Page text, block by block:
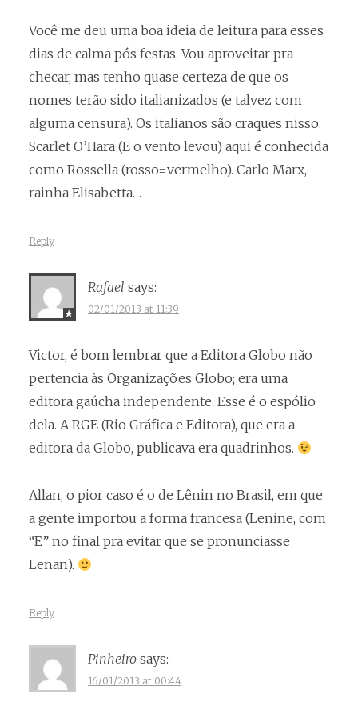
Você me deu uma boa ideia de leitura para esses
dias de calma pós festas. Vou aproveitar pra
checar, mas tenho quase certeza de que os
nomes terão sido italianizados (e talvez com
alguma censura). Os italianos são craques nisso.
Scarlet O’Hara (E o vento levou) aqui é conhecida
como Rossella (rosso=vermelho). Carlo Marx,
rainha Elisabetta…
Reply
Rafael says:
02/01/2013 at 11:39
Victor, é bom lembrar que a Editora Globo não
pertencia às Organizações Globo; era uma
editora gaúcha independente. Esse é o espólio
dela. A RGE (Rio Gráfica e Editora), que era a
editora da Globo, publicava era quadrinhos.
Allan, o pior caso é o de Lênin no Brasil, em que
a gente importou a forma francesa (Lenine, com
“E” no final pra evitar que se pronunciasse
Lenan).
Reply
Pinheiro says:
16/01/2013 at 00:44